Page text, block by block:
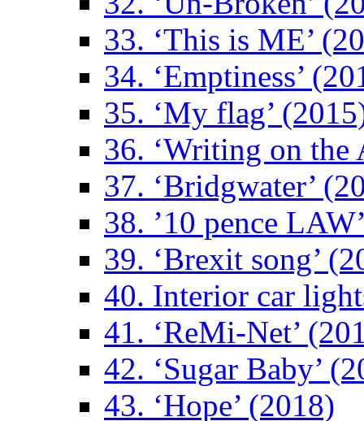
33. ‘This is ME’
34. ‘Emptiness’
35. ‘My flag’
36. ‘Writing on the
37. ‘Bridgwater’
38. ’10 pence
39. ‘Brexit song’
40. Interior car
41. ‘ReMi-Net’
42. ‘Sugar Baby’
43. ‘Hope’ (2018)